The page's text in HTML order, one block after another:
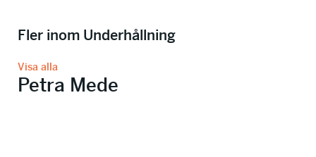
Fler inom Underhållning
Visa alla
Petra Mede